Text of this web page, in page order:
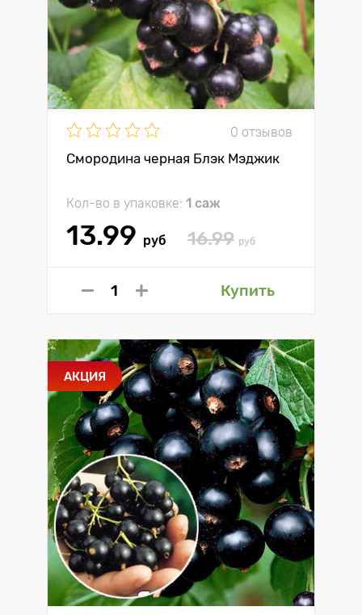
0 отзывов
Смородина черная Блэк Мэджик
Кол-во в упаковке: 1 саж
13.99 руб 16.99 руб
Купить
АКЦИЯ